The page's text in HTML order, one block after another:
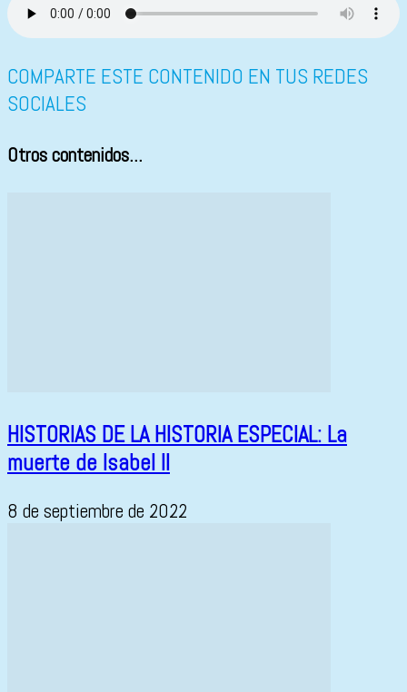
COMPARTE ESTE CONTENIDO EN TUS REDES
SOCIALES
Otros contenidos...
HISTORIAS DE LA HISTORIA ESPECIAL: La
muerte de Isabel II
8 de septiembre de 2022